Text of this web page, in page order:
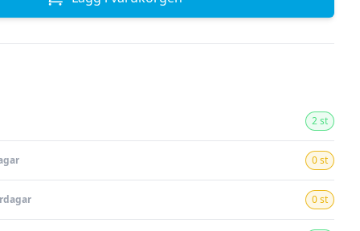
2 st
0 st
0 st